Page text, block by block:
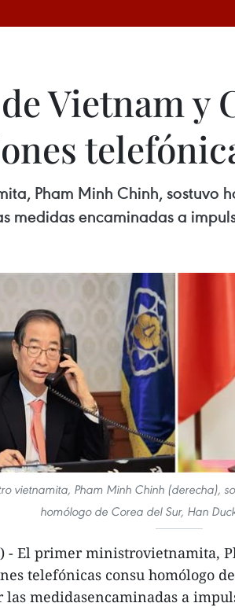
Vietnam y
Pham Minh Chinh, sostuvo
medidas encaminadas a
vietnamita, Pham Minh Chinh (derecha),
homólogo de Corea del Sur, Han
- El primer ministrovietnamita,
telefónicas consu homólogo
las medidasencaminadas a